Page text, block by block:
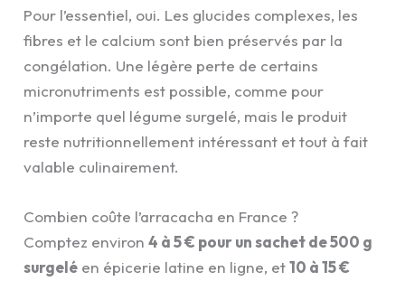
Pour l’essentiel, oui. Les glucides complexes, les
fibres et le calcium sont bien préservés par la
congélation. Une légère perte de certains
micronutriments est possible, comme pour
n’importe quel légume surgelé, mais le produit
reste nutritionnellement intéressant et tout à fait
valable culinairement.
Combien coûte l’arracacha en France ?
Comptez environ4 à 5 € pour un sachet de 500 g
surgelé en épicerie latine en ligne, et10 à 15 €